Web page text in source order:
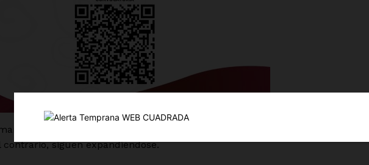
Luces
Del Siglo
Políticas del Sitio
chinas han cerrado en territorio nacional, Grandio precisó que no es el
contrario, siguen expandiéndose.